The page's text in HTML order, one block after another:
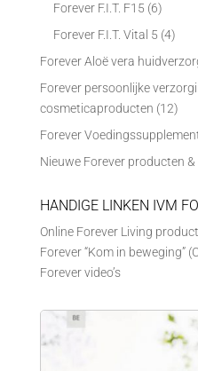
Forever F.I.T. F15 (6)
Forever F.I.T. Vital 5 (4)
Forever Aloë vera
Forever persoonlijke
cosmeticaproducten (12)
Forever
Nieuwe Forever producten
HANDIGE LINKEN IVM
Online Forever Living
Forever “Kom in beweging”
Forever video’s